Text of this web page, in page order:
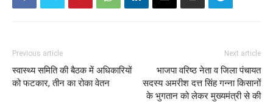
Previous article
स्वास्थ्य समिति की बैठक में अधिकारियों
को फटकार, तीन का रोका वेतन
Next article
भाजपा वरिष्ठ नेता व जिला पंचायत
सदस्य अमरीश दत्त सिंह गन्ना किसानों
के भुगतान को लेकर मुख्यमंत्री से की